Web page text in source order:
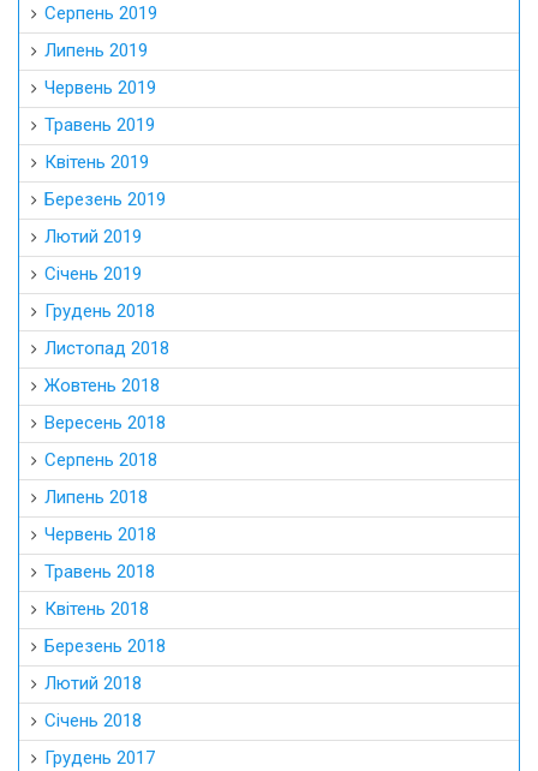
Серпень 2019
Липень 2019
Червень 2019
Травень 2019
Квітень 2019
Березень 2019
Лютий 2019
Січень 2019
Грудень 2018
Листопад 2018
Жовтень 2018
Вересень 2018
Серпень 2018
Липень 2018
Червень 2018
Травень 2018
Квітень 2018
Березень 2018
Лютий 2018
Січень 2018
Грудень 2017